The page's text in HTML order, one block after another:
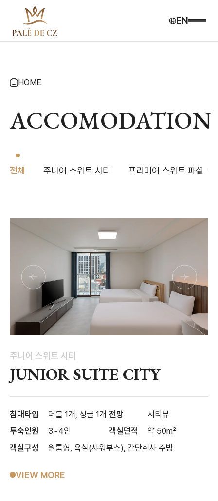
EN
ACCOMODATION
HOME
전체 주니어 스위트 시티 프리미어 스위트 파셜 오
주니어 스위트 시티
JUNIOR SUITE CITY
VIEW MORE
침대타입 더블 1개, 싱글 1개 전망
시티뷰
투숙인원
3~4인 객실면적
약 50m²
객실구성
원룸형, 욕실(샤워부스), 간단취사 주방